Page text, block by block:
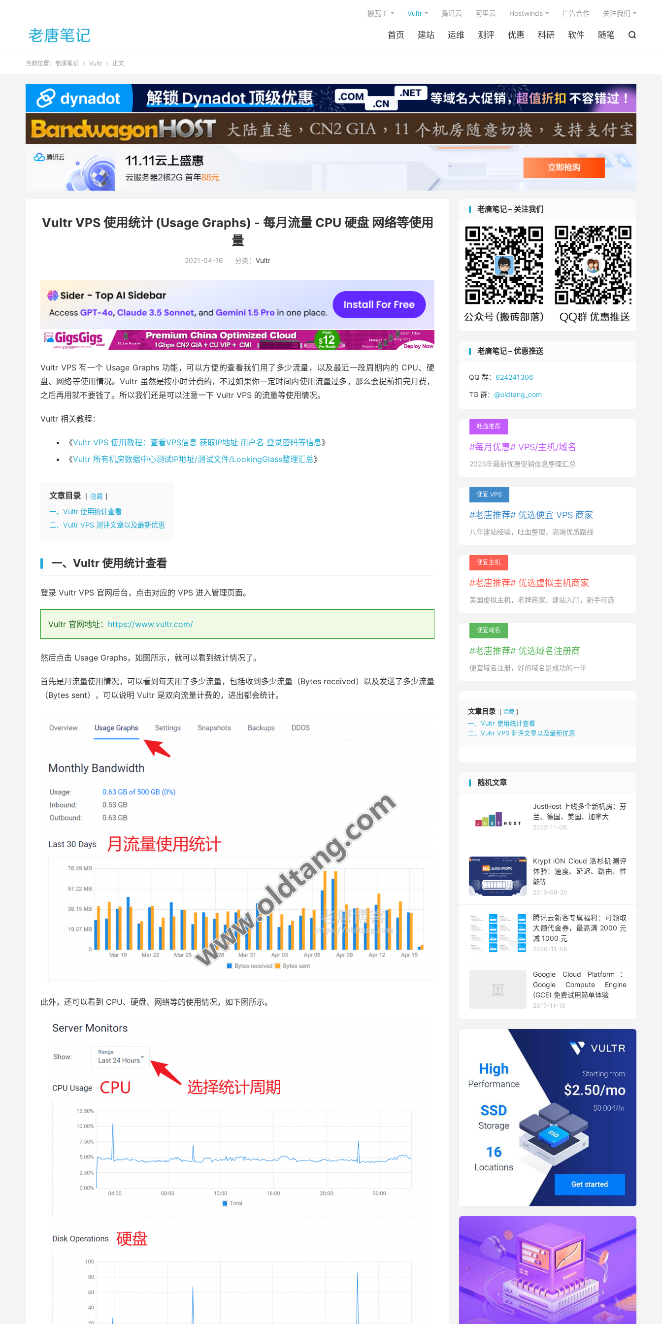
首页 建站 运维 测评 优惠 科研 软件 随笔 
搬瓦工 Vultr 腾讯云 阿里云 Hostwinds 广告合作 关注我们
当前位置： 老唐笔记  Vultr  正文
Vultr VPS 使用统计 (Usage Graphs) - 每月流量 CPU 硬盘 网络等使用
量
2021-04-16 分类： Vultr
Vultr VPS 有一个 Usage Graphs 功能，可以方便的查看我们用了多少流量，以及最近一段周期内的 CPU、硬
盘、网络等使用情况。Vultr 虽然是按小时计费的，不过如果你一定时间内使用流量过多，那么会提前扣完月费，
之后再用就不要钱了。所以我们还是可以注意一下 Vultr VPS 的流量等使用情况。
Vultr 相关教程：
《Vultr VPS 使用教程：查看VPS信息 获取IP地址 用户名 登录密码等信息》
《Vultr 所有机房数据中心测试IP地址/测试文件/LookingGlass整理汇总》
文章目录 隐藏
一、Vultr 使用统计查看
二、Vultr VPS 测评文章以及最新优惠
一、Vultr 使用统计查看
登录 Vultr VPS 官网后台，点击对应的 VPS 进入管理页面。
Vultr 官网地址： https://www.vultr.com/
然后点击 Usage Graphs，如图所示，就可以看到统计情况了。
首先是月流量使用情况，可以看到每天用了多少流量，包括收到多少流量（Bytes received）以及发送了多少流量
（Bytes sent），可以说明 Vultr 是双向流量计费的，进出都会统计。
此外，还可以看到 CPU、硬盘、网络等的使用情况，如下图所示。
老唐笔记 – 关注我们
老唐笔记 – 优惠推送
QQ 群： 624241306
TG 群： @oldtang_com
吐血推荐
#每月优惠# VPS/主机/域名
2023年最新优惠促销信息整理汇总
便宜 VPS
#老唐推荐# 优选便宜 VPS 商家
八年建站经验，吐血整理，高端优质路线
便宜主机
#老唐推荐# 优选虚拟主机商家
美国虚拟主机，老牌商家，建站入门，新手可选
便宜域名
#老唐推荐# 优选域名注册商
便宜域名注册，好的域名是成功的一半
文章目录 隐藏
一、Vultr 使用统计查看
二、Vultr VPS 测评文章以及最新优惠
随机文章
JustHost 上线多个新机房：芬
兰、德国、美国、加拿大
2022-11-06
Krypt iON Cloud 洛杉矶测评
体验：速度、延迟、路由、性
能等
2019-08-20
腾讯云新客专属福利：可领取
大额代金券，最高满 2000 元
减 1000 元
2020-11-06
Google Cloud Platform：
Google Compute Engine
(GCE) 免费试用简单体验
2017-11-10